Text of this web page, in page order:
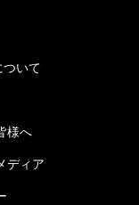
いて
様へ
ディア